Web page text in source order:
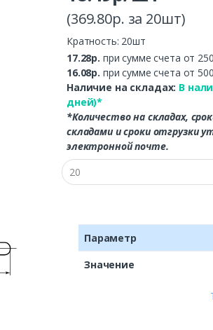
(369.80р. за 20шт)
Кратность: 20шт
17.28р. при сумме счета от
16.08р. при сумме счета от
Наличие на складах: В
дней)*
*Количество на складах,
складами и сроки отгрузки
электронной почте.
Параметр
Значение